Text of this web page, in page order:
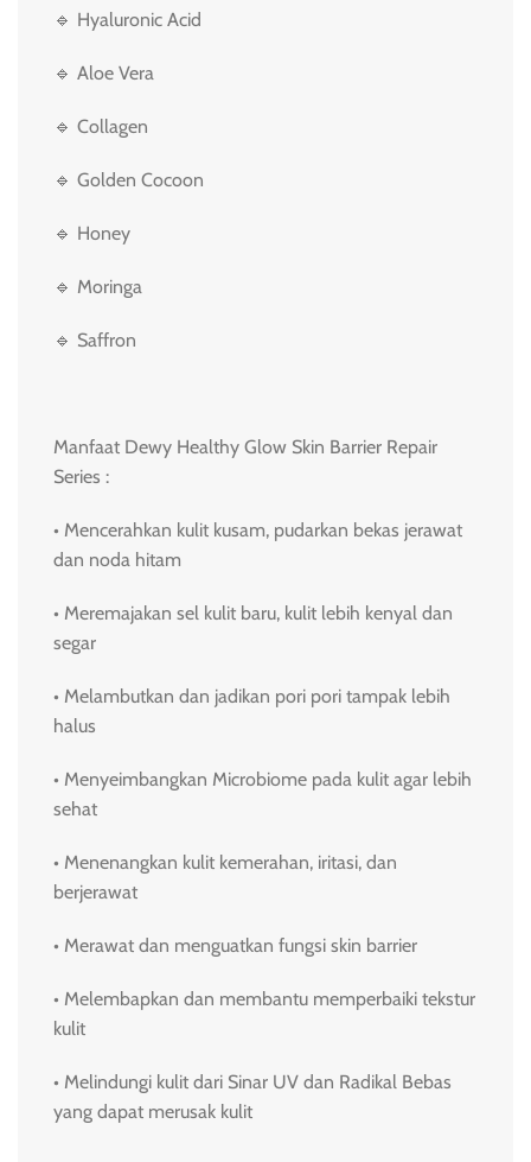
🔹 Hyaluronic Acid
🔹 Aloe Vera
🔹 Collagen
🔹 Golden Cocoon
🔹 Honey
🔹 Moringa
🔹 Saffron
Manfaat Dewy Healthy Glow Skin Barrier Repair
Series :
• Mencerahkan kulit kusam, pudarkan bekas jerawat
dan noda hitam
• Meremajakan sel kulit baru, kulit lebih kenyal dan
segar
• Melambutkan dan jadikan pori pori tampak lebih
halus
• Menyeimbangkan Microbiome pada kulit agar lebih
sehat
• Menenangkan kulit kemerahan, iritasi, dan
berjerawat
• Merawat dan menguatkan fungsi skin barrier
• Melembapkan dan membantu memperbaiki tekstur
kulit
• Melindungi kulit dari Sinar UV dan Radikal Bebas
yang dapat merusak kulit